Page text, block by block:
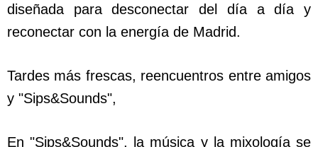
diseñada para desconectar del día a día y
reconectar con la energía de Madrid.
Tardes más frescas, reencuentros entre amigos
y "Sips&Sounds",
En "Sips&Sounds", la música y la mixología se